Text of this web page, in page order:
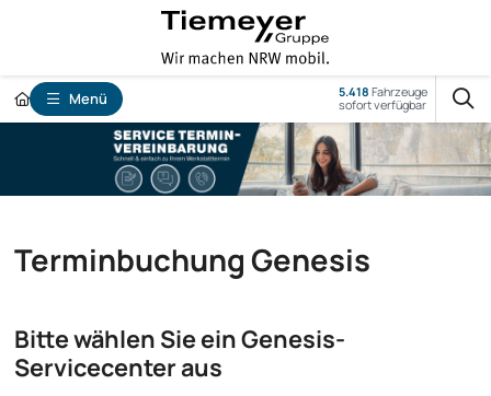
Menü 5.418 Fahrzeuge
sofort verfügbar
Terminbuchung Genesis
Bitte wählen Sie ein Genesis-
Servicecenter aus